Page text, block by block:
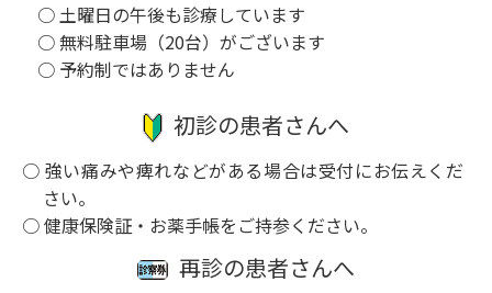
○ 土曜日の午後も診療しています
○ 無料駐車場（20台）がございます
○ 予約制ではありません
初診の患者さんへ
○ 強い痛みや痺れなどがある場合は受付にお伝えくだ
さい。
○ 健康保険証・お薬手帳をご持参ください。
再診の患者さんへ